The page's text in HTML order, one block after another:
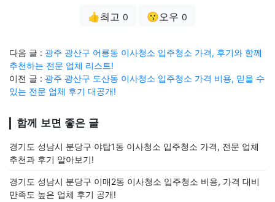
👍최고 0 😗오우 0
다음 글 : 광주 광산구 어룡동 이사청소 입주청소 가격, 후기와 함께
추천하는 전문 업체 리스트!
이전 글 : 광주 광산구 도산동 이사청소 입주청소 가격 비용, 믿을 수
있는 전문 업체 후기 대공개!
함께 보면 좋은 글
경기도 성남시 분당구 야탑1동 이사청소 입주청소 가격, 전문 업체
추천과 후기 알아보기!
경기도 성남시 분당구 이매2동 이사청소 입주청소 비용, 가격 대비
만족도 높은 업체 후기 공개!